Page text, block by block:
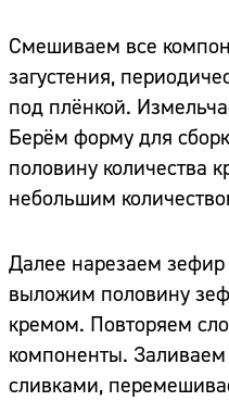
Смешиваем все
загустения,
под плёнкой.
Берём форму для
половину количества
небольшим
Далее нарезаем
выложим половину
кремом. Повторяем
компоненты.
сливками,